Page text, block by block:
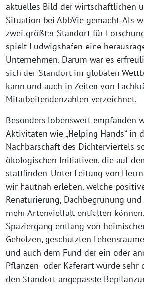
aktuelles Bild der wirtschaftlichen
Situation bei AbbVie gemacht. Als
zweitgrößter Standort für
spielt Ludwigshafen eine
Unternehmen. Darum war es
sich der Standort im globalen
kann und auch in Zeiten von
Mitarbeitendenzahlen verzeichnet.
Besonders lobenswert empfanden
Aktivitäten wie „Helping Hands“ in
Nachbarschaft des Dichterviertels
ökologischen Initiativen, die auf
stattfinden. Unter Leitung von
wir hautnah erleben, welche
Renaturierung, Dachbegrünung
mehr Artenvielfalt entfalten
Spaziergang entlang von
Gehölzen, geschützten
und auch dem Fund der ein oder
Pflanzen- oder Käferart wurde sehr
den Standort angepasste